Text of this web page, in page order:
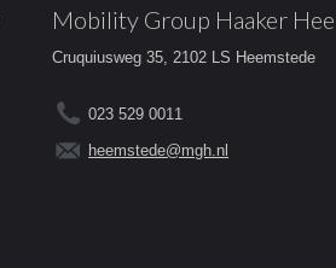
Mobility Group Haaker
Cruquiusweg 35, 2102 LS Heemstede
023 529 0011
heemstede@mgh.nl